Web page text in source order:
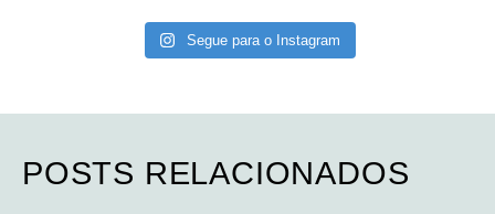
Segue para o Instagram
POSTS RELACIONADOS